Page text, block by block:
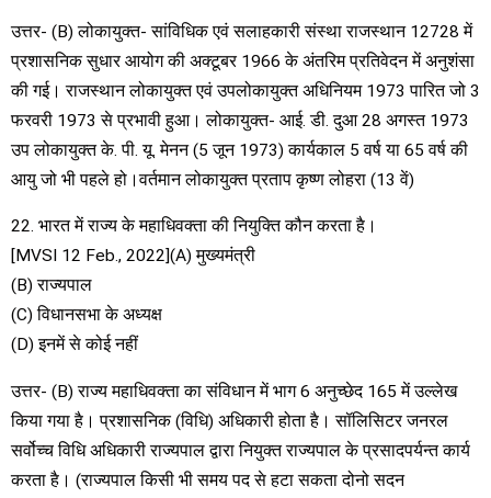
उत्तर- (B) लोकायुक्त- सांविधिक एवं सलाहकारी संस्था राजस्थान 12728 में
प्रशासनिक सुधार आयोग की अक्टूबर 1966 के अंतरिम प्रतिवेदन में अनुशंसा
की गई। राजस्थान लोकायुक्त एवं उपलोकायुक्त अधिनियम 1973 पारित जो 3
फरवरी 1973 से प्रभावी हुआ। लोकायुक्त- आई. डी. दुआ 28 अगस्त 1973
उप लोकायुक्त के. पी. यू. मेनन (5 जून 1973) कार्यकाल 5 वर्ष या 65 वर्ष की
आयु जो भी पहले हो।वर्तमान लोकायुक्त प्रताप कृष्ण लोहरा (13 वें)
22. भारत में राज्य के महाधिवक्ता की नियुक्ति कौन करता है।
[MVSI 12 Feb., 2022](A) मुख्यमंत्री
(B) राज्यपाल
(C) विधानसभा के अध्यक्ष
(D) इनमें से कोई नहीं
उत्तर- (B) राज्य महाधिवक्ता का संविधान में भाग 6 अनुच्छेद 165 में उल्लेख
किया गया है। प्रशासनिक (विधि) अधिकारी होता है। सॉलिसिटर जनरल
सर्वोच्च विधि अधिकारी राज्यपाल द्वारा नियुक्त राज्यपाल के प्रसादपर्यन्त कार्य
करता है। (राज्यपाल किसी भी समय पद से हटा सकता दोनो सदन